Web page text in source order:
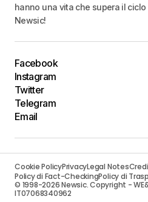
hanno una vita che supera il
Newsic!
Facebook
Instagram
Twitter
Telegram
Email
Cookie PolicyPrivacyLegal Notes
Policy di Fact-CheckingPolicy di
© 1998-2026 Newsic. Copyright -
IT07068340962